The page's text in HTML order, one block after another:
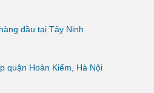
đầu tại Tây Ninh
quận Hoàn Kiếm, Hà Nội